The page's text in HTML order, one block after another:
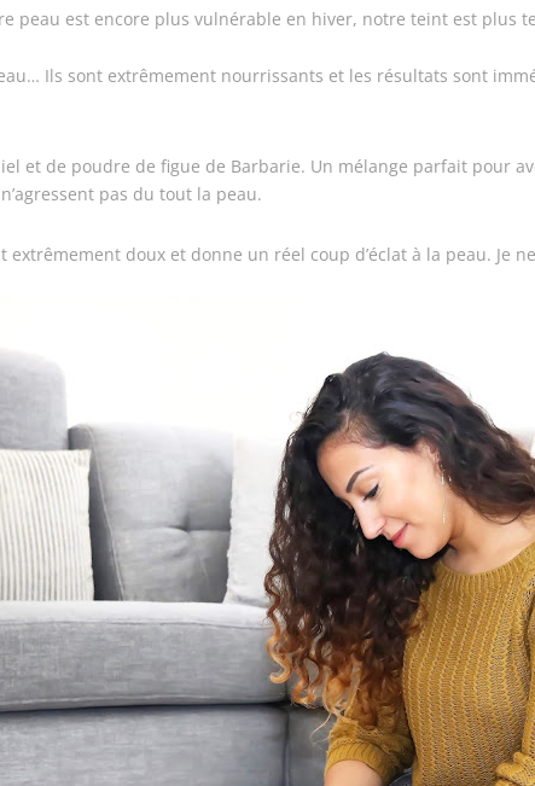
peau est encore plus vulnérable en hiver, notre teint est plus
Ils sont extrêmement nourrissants et les résultats sont
et de poudre de figue de Barbarie. Un mélange parfait pour
pas du tout la peau.
extrêmement doux et donne un réel coup d’éclat à la peau. Je